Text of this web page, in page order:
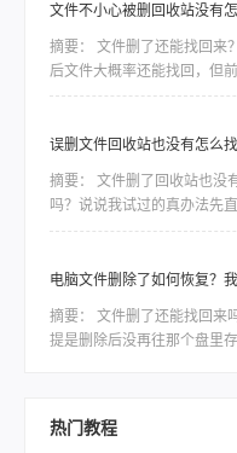
文件不小心被删回收站没有
摘要：
后文件大概率还能找回，但
之后到发现之前，没再往那
真实数据还在磁盘上待着。
仙软件也救不回来。前阵子同
做方案，晚上赶工误把存了
误删文件回收站也没有怎么
摘要：
吗？说说我试过的真办法先
找回，但前提是你清空回收
否被“覆盖”，比用什么软件
还躺在硬盘里；但只要新数据
文件就被物理抹掉，神仙也
堆模糊的重复图，结果
电脑文件删除了如何恢复？
摘要：
提是删除后没再往那个盘里
真把原来的文件盖掉。盖掉的
热门教程